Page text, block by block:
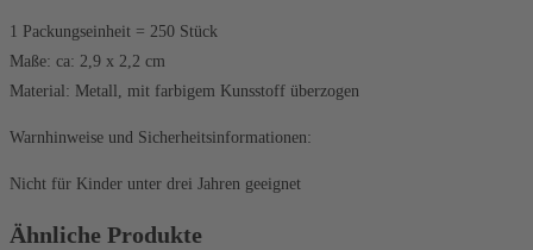
1 Packungseinheit = 250 Stück
Maße: ca: 2,9 x 2,2 cm
Material: Metall, mit farbigem Kunsstoff überzogen
Warnhinweise und Sicherheitsinformationen:
Nicht für Kinder unter drei Jahren geeignet
Ähnliche Produkte